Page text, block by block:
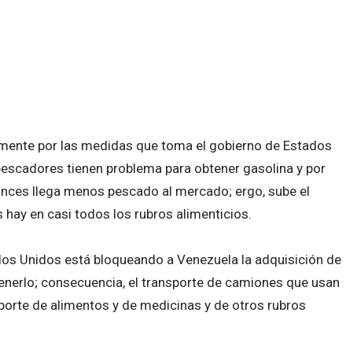
por las medidas que toma el gobierno de Estados
tienen problema para obtener gasolina y por
llega menos pescado al mercado; ergo, sube el
en casi todos los rubros alimenticios.
Unidos está bloqueando a Venezuela la adquisición de
consecuencia, el transporte de camiones que usan
de alimentos y de medicinas y de otros rubros